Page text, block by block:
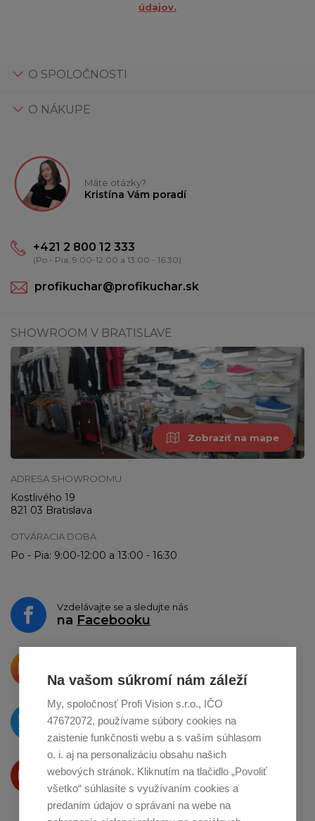
údajov.
O SPOLOČNOSTI
O NÁKUPE
Máte otázky?
Kristína Vám poradí
+421 2 800 12 333
(Po - Pia: 9:00-12:00 a 13:00 - 16:30)
profikuchar@profikuchar.sk
SHOWROOM V BRATISLAVE
Zobraziť na mape
ADRESA SHOWROOMU
Kostlivého 19
821 03 Bratislava
OTVÁRACIA DOBA
Po - Pia: 9:00-12:00 a 13:00 - 16:30
Vzdelávajte se a sledujte nás
na Facebooku
o zdieľanie naInstagrame
O novinkách píšeme
naTwitteri
Produkty Vám predstavujeme
na Youtube
Na vašom súkromí nám záleží
My, spoločnosť Profi Vision s.r.o., IČO
47672072, používame súbory cookies na
zaistenie funkčnosti webu a s vaším súhlasom
o. i. aj na personalizáciu obsahu našich
webových stránok. Kliknutím na tlačidlo „Povoliť
všetko“ súhlasíte s využívaním cookies a
predaním údajov o správaní na webe na